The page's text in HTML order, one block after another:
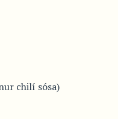
chilí sósa)